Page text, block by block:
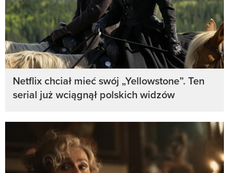
Netflix chciał mieć swój „Yellowstone”. Ten
serial już wciągnął polskich widzów